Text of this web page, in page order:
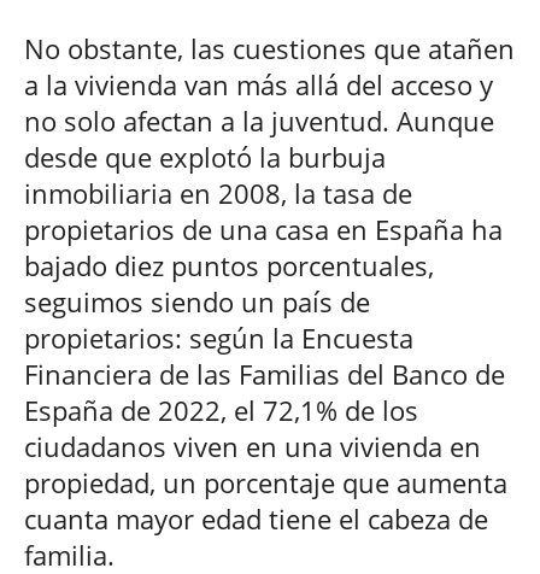
No obstante, las cuestiones que atañen
a la vivienda van más allá del acceso y
no solo afectan a la juventud. Aunque
desde que explotó la burbuja
inmobiliaria en 2008, la tasa de
propietarios de una casa en España ha
bajado diez puntos porcentuales,
seguimos siendo un país de
propietarios: según la Encuesta
Financiera de las Familias del Banco de
España de 2022, el 72,1% de los
ciudadanos viven en una vivienda en
propiedad, un porcentaje que aumenta
cuanta mayor edad tiene el cabeza de
familia.